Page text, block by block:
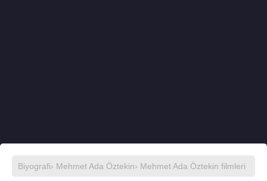
Biyografi› Mehmet Ada Öztekin› Mehmet Ada Öztekin filmleri